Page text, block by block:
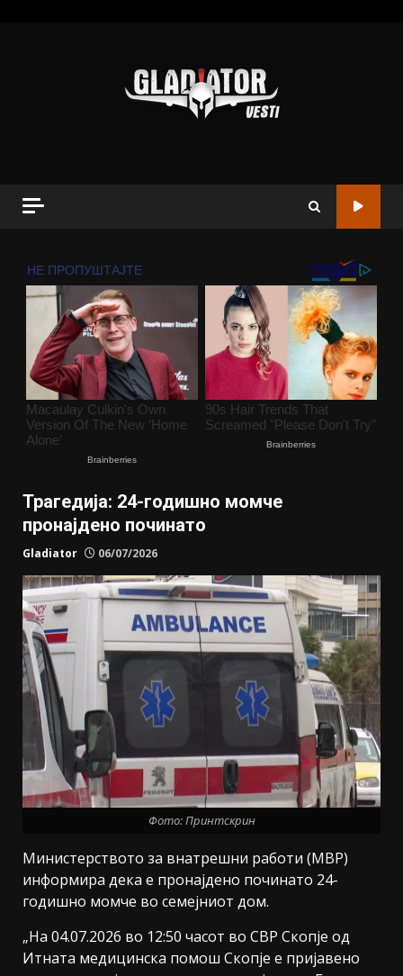
Трагедија: 24-годишно момче
пронајдено починато
Gladiator 06/07/2026
Фото: Принтскрин
Министерството за внатрешни работи (МВР)
информира дека е пронајдено починато 24-
годишно момче во семејниот дом.
„На 04.07.2026 во 12:50 часот во СВР Скопје од
Итната медицинска помош Скопје е пријавено